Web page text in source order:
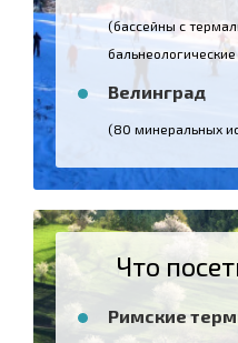
(бассейны с
Велинград
(80 минеральных
Что
Римские